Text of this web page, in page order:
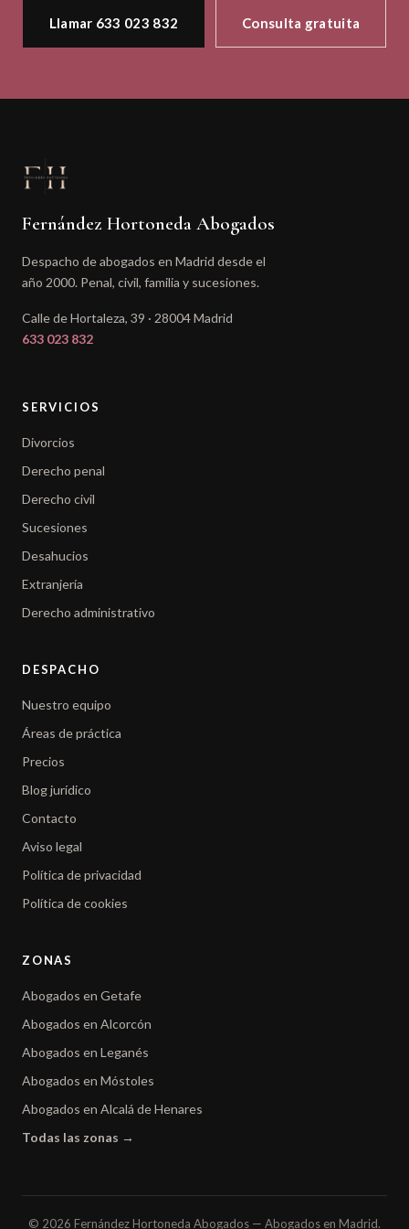
Llamar 633 023 832 Consulta gratuita
Fernández Hortoneda Abogados
Despacho de abogados en Madrid desde el
año 2000. Penal, civil, familia y sucesiones.
Calle de Hortaleza, 39 · 28004 Madrid
633 023 832
SERVICIOS
Divorcios
Derecho penal
Derecho civil
Sucesiones
Desahucios
Extranjería
Derecho administrativo
DESPACHO
Nuestro equipo
Áreas de práctica
Precios
Blog jurídico
Contacto
Aviso legal
Política de privacidad
Política de cookies
ZONAS
Abogados en Getafe
Abogados en Alcorcón
Abogados en Leganés
Abogados en Móstoles
Abogados en Alcalá de Henares
Todas las zonas →
© 2026 Fernández Hortoneda Abogados — Abogados en Madrid.